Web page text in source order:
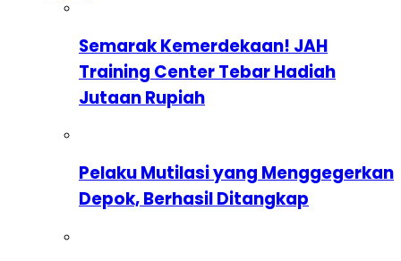
Semarak Kemerdekaan! JAH
Training Center Tebar Hadiah
Jutaan Rupiah
Pelaku Mutilasi yang Menggegerkan
Depok, Berhasil Ditangkap